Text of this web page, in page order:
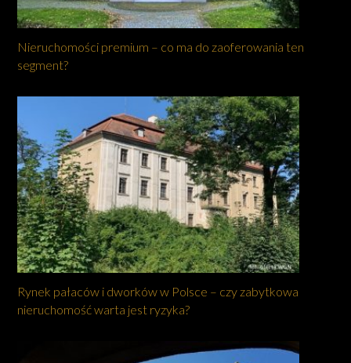
Nieruchomości premium – co ma do zaoferowania ten
segment?
Rynek pałaców i dworków w Polsce – czy zabytkowa
nieruchomość warta jest ryzyka?